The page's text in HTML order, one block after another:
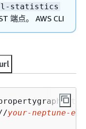
statistics
端点。 AWS CLI
propertygraph-
your-neptune-